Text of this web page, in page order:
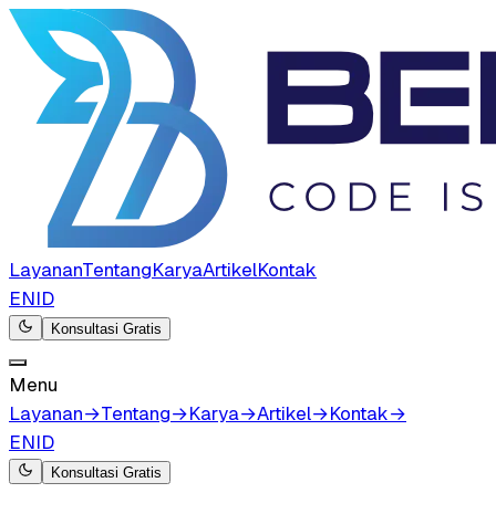
LayananTentangKaryaArtikelKontak
ENID
Konsultasi Gratis
Menu
Layanan→Tentang→Karya→Artikel→Kontak→
ENID
Konsultasi Gratis